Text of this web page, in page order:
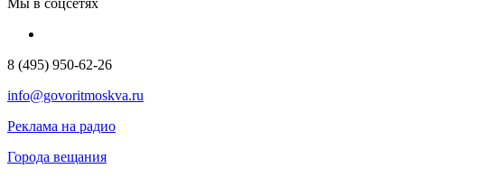
8 (495) 950-62-26
info@govoritmoskva.ru
Реклама на радио
Города вещания